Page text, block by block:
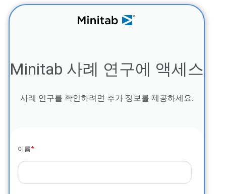
Minitab 사례 연구에 액세스
사례 연구를 확인하려면 추가 정보를 제공하세요.
이름*